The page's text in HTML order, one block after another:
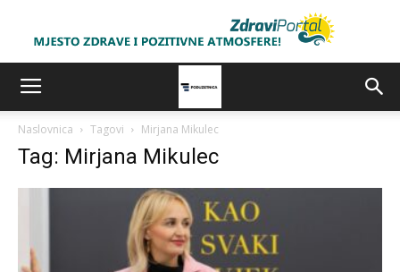
Naslovnica Tagovi Mirjana Mikulec
Tag: Mirjana Mikulec